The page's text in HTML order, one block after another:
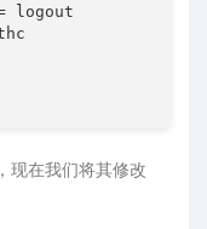
logout
现在我们将其修改